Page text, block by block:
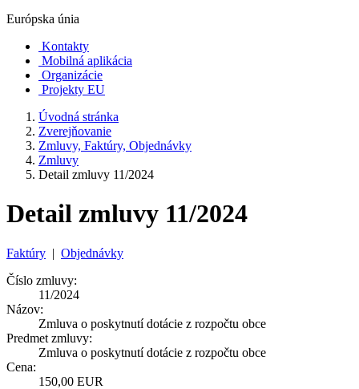
Európska únia
Kontakty
Mobilná aplikácia
Organizácie
Projekty EU
Úvodná stránka
Zverejňovanie
Zmluvy, Faktúry, Objednávky
Zmluvy
Detail zmluvy 11/2024
Detail zmluvy 11/2024
Faktúry | Objednávky
Číslo zmluvy:
11/2024
Názov:
Zmluva o poskytnutí dotácie z rozpočtu obce
Predmet zmluvy:
Zmluva o poskytnutí dotácie z rozpočtu obce
Cena:
150,00 EUR